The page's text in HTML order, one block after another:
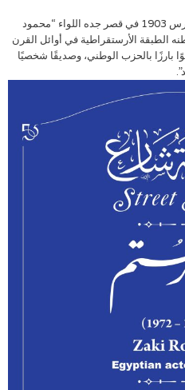
ولد “زكي محرم محمود رستم” في 5 مارس 1903 في قصر جده اللواء “محمود
الطبقة الأرستقراطية في أوائل القرن
بارزًا بالحزب الوطني، وصديقًا شخصيًا